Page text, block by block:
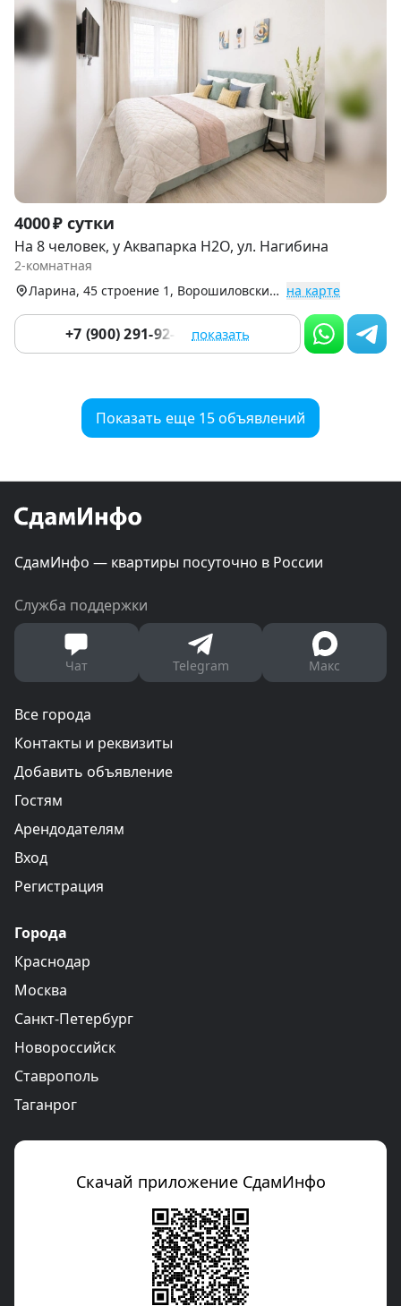
Item
1
of
4000 ₽ сутки
На 8 человек, у Аквапарка H2O, ул. Нагибина
2-комнатная
Ларина, 45 строение 1, Ворошиловский р-н (Центр) на карте
+7 (900) 291-92-83 показать
Показать еще 15 объявлений
СдамИнфо — квартиры посуточно в России
Служба поддержки
Чат Telegram Макс
Все города
Контакты и реквизиты
Добавить объявление
Гостям
Арендодателям
Вход
Регистрация
Города
Краснодар
Москва
Санкт-Петербург
Новороссийск
Ставрополь
Таганрог
Скачай приложение СдамИнфо